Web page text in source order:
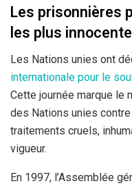
Les prisonnières
les plus
Les Nations unies ont
internationale pour le
Cette journée marque le
des Nations unies
traitements cruels,
vigueur.
En 1997, l’Assemblée